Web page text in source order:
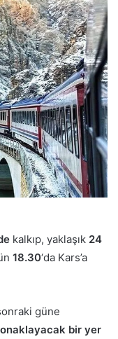
kalkıp, yaklaşık 24
18.30‘da Kars’a
güne
bir yer